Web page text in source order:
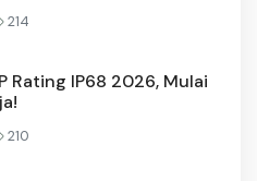
214
Rating IP68 2026, Mulai
210